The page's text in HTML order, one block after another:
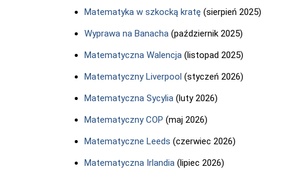
Matematyka w szkocką kratę (sierpień 2025)
Wyprawa na Banacha (październik 2025)
Matematyczna Walencja (listopad 2025)
Matematyczny Liverpool (styczeń 2026)
Matematyczna Sycylia (luty 2026)
Matematyczny COP (maj 2026)
Matematyczne Leeds (czerwiec 2026)
Matematyczna Irlandia (lipiec 2026)